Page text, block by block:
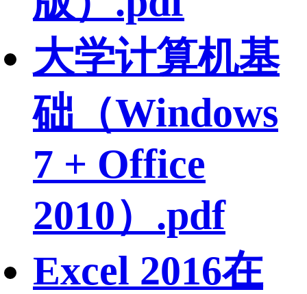
大学计算机基
础（Windows
7 + Office
2010）.pdf
Excel 2016在